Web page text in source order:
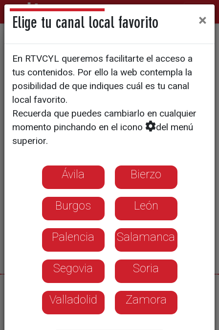
El Lanz 28 de Antolín
Cabañeros funciona a las mil
maravillas
03/05/2024
Conrado Escudero
Elige tu canal local favorito ×
En RTVCYL queremos facilitarte el acceso a
tus contenidos. Por ello la web contempla la
posibilidad de que indiques cuál es tu canal
local favorito.
Recuerda que puedes cambiarlo en cualquier
momento pinchando en el icono
del menú
superior.
Ávila Bierzo
Burgos León
Palencia Salamanca
Segovia Soria
Valladolid Zamora